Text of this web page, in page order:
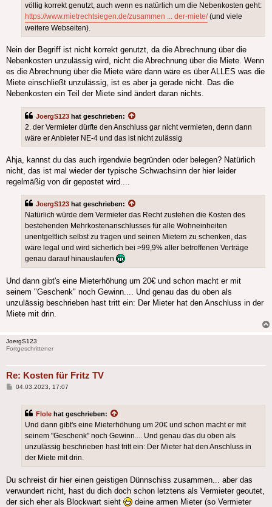
völlig korrekt genutzt, auch wenn es natürlich um die Nebenkosten geht:
https://www.mietrechtsiegen.de/zusammen ... der-miete/(und viele
weitere Webseiten).
Nein der Begriff ist nicht korrekt genutzt, da die Abrechnung über die
Nebenkosten unzulässig wird, nicht die Abrechnung über die Miete. Wenn
es die Abrechnung über die Miete wäre dann wäre es über ALLES was die
Miete einschließt unzulässig, ist es aber ja gerade nicht. Das die
Nebenkosten ein Teil der Miete sind ändert daran nichts.
JoergS123 hat geschrieben:
2. der Vermieter dürfte den Anschluss gar nicht vermieten, denn dann
wäre er Anbieter NE-4 und das ist nicht zulässig
Ahja, kannst du das auch irgendwie begründen oder belegen? Natürlich
nicht, das ist mal wieder der typische Schwachsinn der hier leider
regelmäßig von dir gepostet wird....
JoergS123 hat geschrieben:
Natürlich würde dem Vermieter das Recht zustehen die Kosten des
bestehenden Mehrkostenanschlusses für alle Wohneinheiten
unentgeltlich selbst zu tragen und seinen Mietern zu schenken, das
wäre legal und wird sicherlich bei >99,9% aller betroffenen Verträge
genau darauf hinauslaufen
Und dann gibt's eine Mieterhöhung um 20€ und schon macht er mit
seinem "Geschenk" noch Gewinn.... Und genau das du oben als
unzulässig beschrieben hast tritt ein: Der Mieter hat den Anschluss in der
Miete mit drin.
JoergS123
Fortgeschrittener
Re: Kosten für Fritz TV
Beitrag
04.03.2023, 17:07
Flole hat geschrieben:
Und dann gibt's eine Mieterhöhung um 20€ und schon macht er mit
seinem "Geschenk" noch Gewinn.... Und genau das du oben als
unzulässig beschrieben hast tritt ein: Der Mieter hat den Anschluss in
der Miete mit drin.
Du schreist dir hier einen geistigen Dünnschiss zusammen... aber das
verwundert nicht, hast du dich doch schon letztens als Vermieter geoutet,
der sich eher als Blockwart sieht
deine armen Mieter (so Vermieter